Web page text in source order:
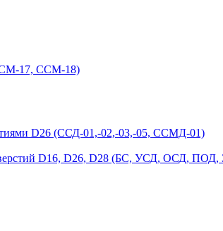
17, ССМ-18)
D26 (ССД-01,-02,-03,-05, ССМД-01)
D16, D26, D28 (БС, УСД, ОСД,